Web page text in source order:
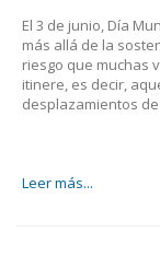
El 3 de junio, Día
más allá de la
riesgo que muchas
itinere, es decir,
desplazamientos
Leer más...